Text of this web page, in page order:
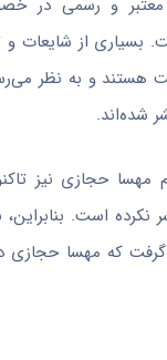
و رسمی در
از شایعات و
هستند و به نظر
شده‌اند.
مهسا حجازی نیز
است. بنابراین،
گرفت که مهسا حجازی